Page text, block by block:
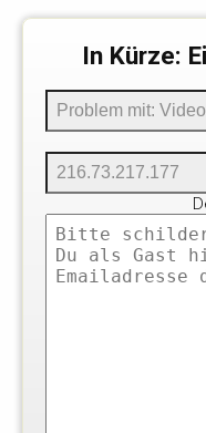
In Kürze: